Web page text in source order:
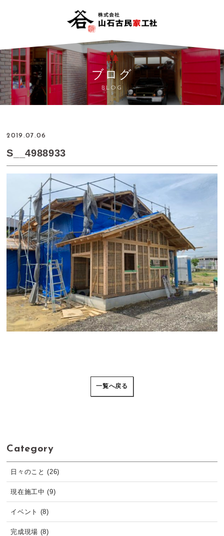
ブログ
BLOG
2019.07.06
S__4988933
一覧へ戻る
Category
日々のこと (26)
現在施工中 (9)
イベント (8)
完成現場 (8)